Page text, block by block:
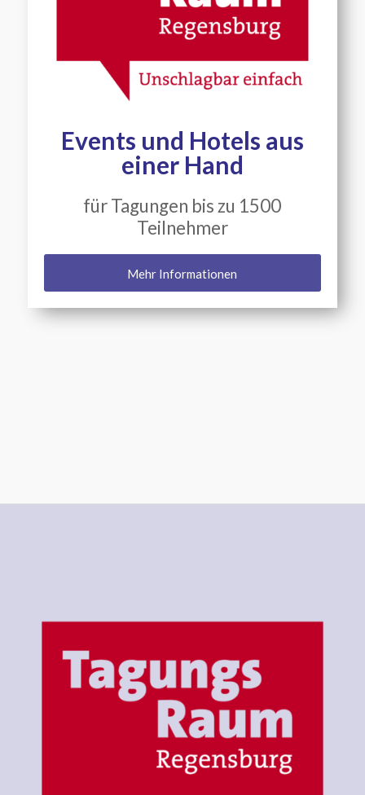
Events und Hotels aus
einer Hand
für Tagungen bis zu 1500
Teilnehmer
Mehr Informationen